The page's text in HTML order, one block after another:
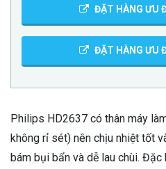
ĐẶT HÀNG ƯU
ĐẶT HÀNG ƯU
Philips HD2637 có thân máy
không rỉ sét) nên chịu nhiệt tốt
bám bụi bẩn và dễ lau chùi.